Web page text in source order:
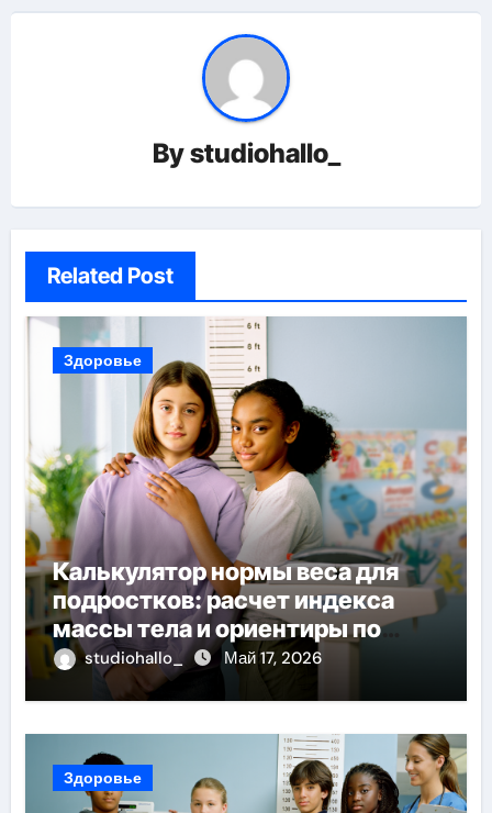
Bystudiohallo_
Related Post
Здоровье
Калькулятор нормы веса для
подростков: расчет индекса
массы тела и ориентиры по
возрасту, росту и полу
studiohallo_ Май 17, 2026
Здоровье